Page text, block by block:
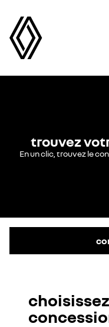
trouvez
En un clic, trouvez le